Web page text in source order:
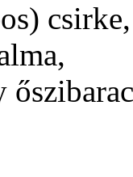
csirke,